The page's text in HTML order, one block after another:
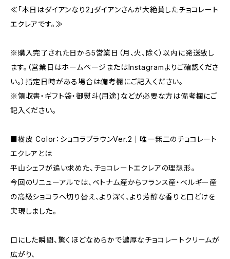
≪「本日はダイアンなり2」ダイアンさんが大絶賛したチョコレート
エクレアです。≫
※購入完了された日から5営業日（月、火、除く）以内に発送致し
ます。（営業日はホームページまたはInstagramよりご確認くださ
い。）指定日時がある場合は備考欄にご記入ください。
※領収書・ギフト袋・御熨斗(用途)などが必要な方は備考欄にご
記入ください。
■樹皮 Color：ショコラブラウンVer.2｜唯一無二のチョコレート
エクレアとは
平山シェフが追い求めた、チョコレートエクレアの理想形。
今回のリニューアルでは、ベトナム産からフランス産・ベルギー産
の高級ショコラへ切り替え、より深く、より芳醇な香りと口どけを
実現しました。
口にした瞬間、驚くほどなめらかで濃厚なチョコレートクリームが
広がり、